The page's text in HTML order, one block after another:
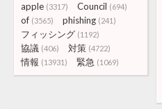
apple (3317) Council (694)
of (3565) phishing (241)
フィッシング (1192)
協議 (406) 対策 (4722)
情報 (13931) 緊急 (1069)